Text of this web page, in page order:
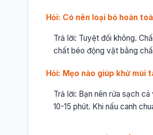
Hỏi: Có nên loại bỏ hoàn
Trả lời: Tuyệt đối không.
chất béo động vật bằng
Hỏi: Mẹo nào giúp khử mùi
Trả lời: Bạn nên rửa sạch
10-15 phút. Khi nấu canh